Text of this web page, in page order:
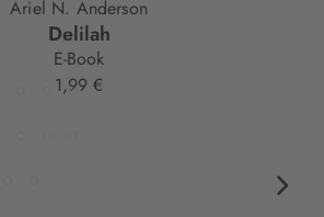
Ariel N. Anderson
Delilah
E-Book
1,99 €